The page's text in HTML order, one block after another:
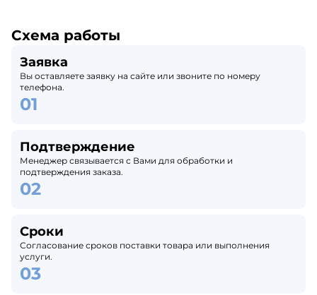
Схема работы
Заявка
Вы оставляете заявку на сайте или звоните по номеру
телефона.
Подтверждение
Менеджер связывается с Вами для обработки и
подтверждения заказа.
Сроки
Согласование сроков поставки товара или выполнения
услуги.